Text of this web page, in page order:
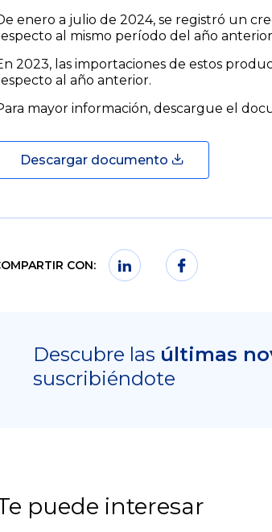
enero a julio de 2024, se registró un
al mismo período del año
2023, las importaciones de estos
al año anterior.
mayor información, descargue el
Descargar documento
CON:
Descubre las últimas
suscribiéndote
puede interesar